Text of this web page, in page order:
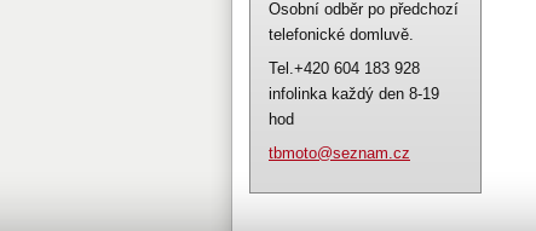
Osobní odběr po předchozí
telefonické domluvě.
Tel.+420 604 183 928
infolinka každý den 8-19
hod
tbmoto@seznam.cz